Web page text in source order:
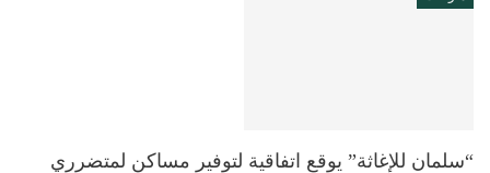
“سلمان للإغاثة” يوقع اتفاقية لتوفير مساكن لمتضرري